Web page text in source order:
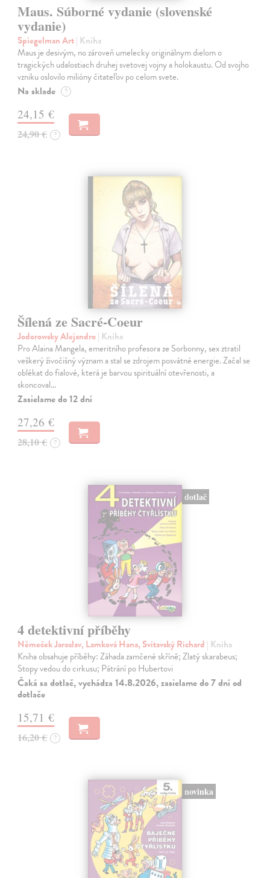
Maus. Súborné vydanie (slovenské
vydanie)
Spiegelman Art| Kniha
Maus je desivým, no zároveň umelecky originálnym dielom o
tragických udalostiach druhej svetovej vojny a holokaustu. Od svojho
vzniku oslovilo milióny čitateľov po celom svete.
Na sklade ?
24,15 €
24,90 € ?
Šílená ze Sacré-Coeur
Jodorowsky Alejandro| Kniha
Pro Alaina Mangela, emeritního profesora ze Sorbonny, sex ztratil
veškerý živočišný význam a stal se zdrojem posvátné energie. Začal se
oblékat do fialové, která je barvou spirituální otevřenosti, a
skoncoval…
Zasielame do 12 dní
27,26 €
28,10 € ?
dotlač
4 detektivní příběhy
Němeček Jaroslav, Lamková Hana, Svitavský Richard | Kniha
Kniha obsahuje příběhy: Záhada zamčené skříně; Zlatý skarabeus;
Stopy vedou do cirkusu; Pátrání po Hubertovi
Čaká sa dotlač, vychádza 14.8.2026, zasielame do 7 dní od
dotlače
15,71 €
16,20 € ?
novinka